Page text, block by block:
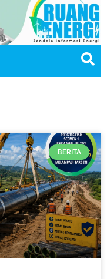
BERITA